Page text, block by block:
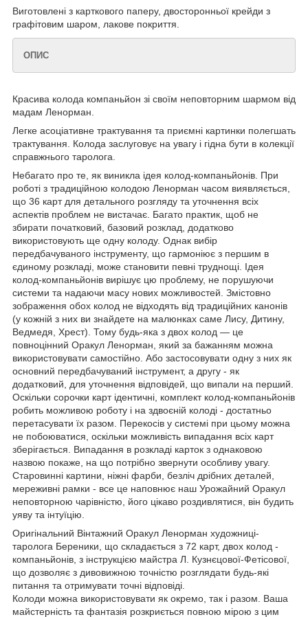
Виготовлені з карткового паперу, двосторонньої крейди з
графітовим шаром, лакове покриття.
ОПИС
Красива колода компаньйон зі своїм неповторним шармом від
мадам Ленорман.
Легке асоціативне трактування та приємні картинки полегшать
трактування. Колода заслуговує на увагу і гідна бути в колекції
справжнього таролога.
Небагато про те, як виникла ідея колод-компаньйонів. При
роботі з традиційною колодою Ленорман часом виявляється,
що 36 карт для детального розгляду та уточнення всіх
аспектів проблем не вистачає. Багато практик, щоб не
збирати початковий, базовий розклад, додатково
використовують ще одну колоду. Однак вибір
передбачуваного інструменту, що гармоніює з першим в
єдиному розкладі, може становити певні труднощі. Ідея
колод-компаньйонів вирішує цю проблему, не порушуючи
системи та надаючи масу нових можливостей. Змістовно
зображення обох колод не відходять від традиційних канонів
(у кожній з них ви знайдете на малюнках саме Лису, Дитину,
Ведмедя, Хрест). Тому будь-яка з двох колод — це
повноцінний Оракул Ленорман, який за бажанням можна
використовувати самостійно. Або застосовувати одну з них як
основний передбачуваний інструмент, а другу - як
додатковий, для уточнення відповідей, що випали на перший.
Оскільки сорочки карт ідентичні, комплект колод-компаньйонів
робить можливою роботу і на здвоєній колоді - достатньо
перетасувати їх разом. Перекосів у системі при цьому можна
не побоюватися, оскільки можливість випадання всіх карт
зберігається. Випадання в розкладі карток з однаковою
назвою покаже, на що потрібно звернути особливу увагу.
Старовинні картини, ніжні фарби, безліч дрібних деталей,
мереживні рамки - все це наповнює наш Урожайний Оракул
неповторною чарівністю, його цікаво роздивлятися, він будить
уяву та інтуїцію.
Оригінальний Вінтажний Оракул Ленорман художниці-
таролога Береники, що складається з 72 карт, двох колод -
компаньйонів, з інструкцією майстра Л. Кузнєцової-Фетісової,
що дозволяє з дивовижною точністю розглядати будь-які
питання та отримувати точні відповіді.
Колоди можна використовувати як окремо, так і разом. Ваша
майстерність та фантазія розкриється повною мірою з цим